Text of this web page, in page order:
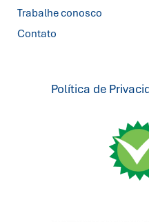
Trabalhe conosco
Contato
Política de